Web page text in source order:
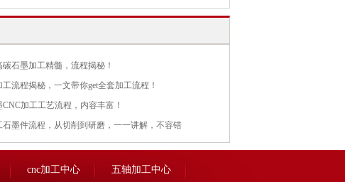
石墨加工精髓，流程揭秘！
流程揭秘，一文带你get全套加工流程！
加工工艺流程，内容丰富！
石墨件流程，从切削到研磨，一一讲解，不容错
cnc加工中心 五轴加工中心